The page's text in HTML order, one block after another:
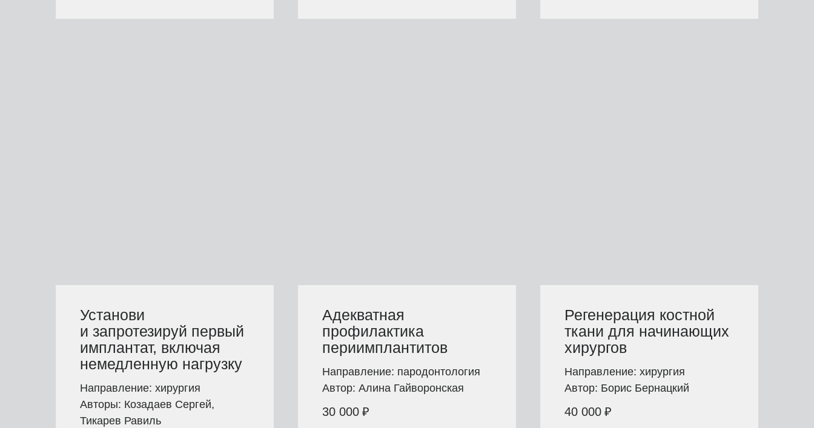
Установи
и запротезируй первый
имплантат, включая
немедленную нагрузку
Направление: хирургия
Авторы: Козадаев Сергей,
Тикарев Равиль
Адекватная
профилактика
периимплантитов
Направление: пародонтология
Автор: Алина Гайворонская
30 000 ₽
Регенерация костной
ткани для начинающих
хирургов
Направление: хирургия
Автор: Борис Бернацкий
40 000 ₽